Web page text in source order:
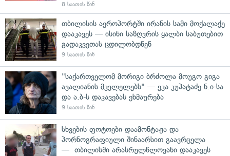
8 საათის წინ
თბილისის აეროპორტში ირანის სამი მოქალაქე
დააკავეს — ისინი საზღვრის ყალბი საბუთებით
გადაკვეთას ცდილობდნენ
9 საათის წინ
"საქართველომ მორიგი ბრძოლა მოუგო გიგა
ავალიანის მკვლელებს" — ეკა კუპატაძე ნ.ი-სა
და ა.ბ-ს დაკავებას ეხმაურება
9 საათის წინ
სხვების ფოტოები დაამონტაჟა და
პორნოგრაფიული შინაარსით გაავრცელა
— თბილისში არასრულწლოვანი დააკავეს